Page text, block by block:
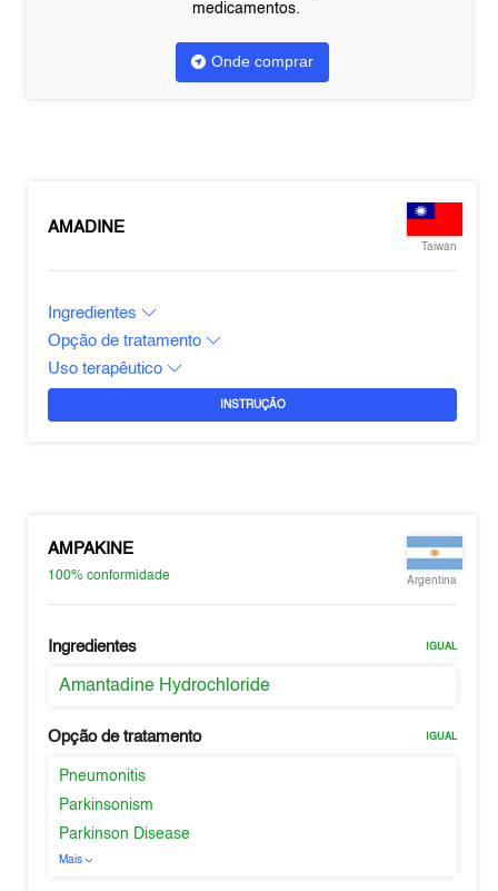
medicamentos.
Onde comprar
AMADINE
Taiwan
Ingredientes
Opção de tratamento
Uso terapêutico
INSTRUÇÃO
AMPAKINE
100%conformidade Argentina
Ingredientes IGUAL
Amantadine Hydrochloride
Opção de tratamento IGUAL
Pneumonitis
Parkinsonism
Parkinson Disease
Mais